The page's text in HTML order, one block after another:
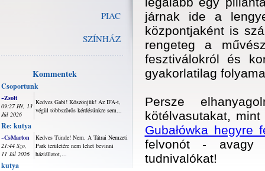
PIAC
SZÍNHÁZ
Kommentek
Csoportunk
~Zsolt
09:27 Hé, 13
Júl 2026
Kedves Gabi! Köszönjük! Az IFA-t,
végül többszörös kérdésünkre sem...
Re: kutya
~CsMarton
21:44 Szo,
11 Júl 2026
Kedves Tünde! Nem. A Tátrai Nemzeti
Park területére nem lehet bevinni
háziállatot,...
kutya
járnak ide a
központjaként is
rengeteg a
fesztiválokról és
gyakorlatilag
Persze
kötélvasutakat,
Gubałówka hegyre
felvonót -
tudnivalókat!